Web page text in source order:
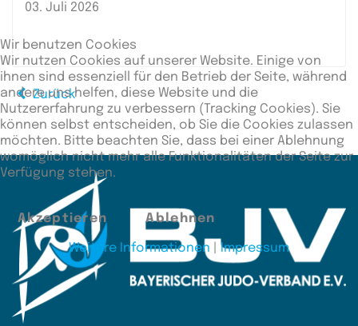
03. Juli 2026
Zurück
Wir benutzen Cookies
Wir nutzen Cookies auf unserer Website. Einige von
ihnen sind essenziell für den Betrieb der Seite, während
andere uns helfen, diese Website und die
Nutzererfahrung zu verbessern (Tracking Cookies). Sie
können selbst entscheiden, ob Sie die Cookies zulassen
möchten. Bitte beachten Sie, dass bei einer Ablehnung
womöglich nicht mehr alle Funktionalitäten der Seite zur
Verfügung stehen.
Akzeptieren Ablehnen
Weitere Informationen Impressum